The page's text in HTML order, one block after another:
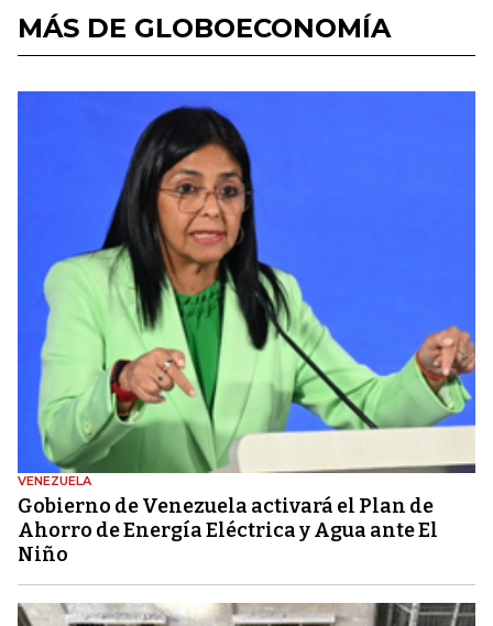
MÁS DE GLOBOECONOMÍA
VENEZUELA
Gobierno de Venezuela activará el Plan de
Ahorro de Energía Eléctrica y Agua ante El
Niño